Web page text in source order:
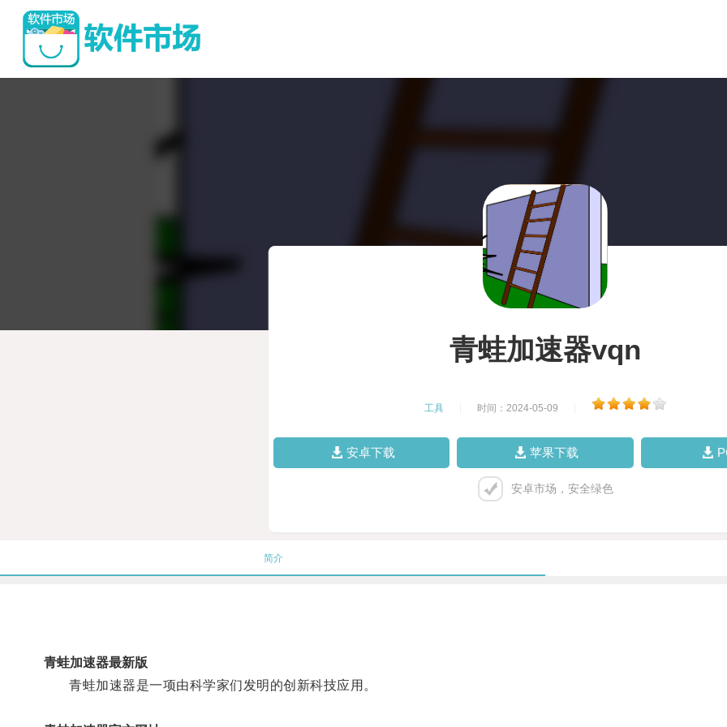
青蛙加速器vqn
工具 时间：2024-05-09
安卓下载 苹果下载
安卓市场，安全绿色
简介
青蛙加速器最新版
青蛙加速器是一项由科学家们发明的创新科技应用。